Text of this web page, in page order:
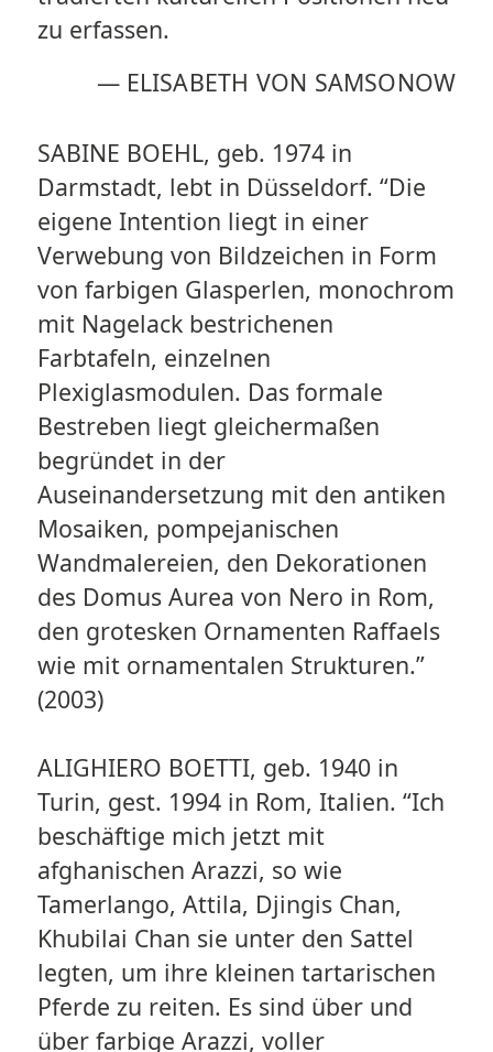
zu erfassen.
— ELISABETH VON SAMSONOW
SABINE BOEHL, geb. 1974 in
Darmstadt, lebt in Düsseldorf. “Die
eigene Intention liegt in einer
Verwebung von Bildzeichen in Form
von farbigen Glasperlen, monochrom
mit Nagelack bestrichenen
Farbtafeln, einzelnen
Plexiglasmodulen. Das formale
Bestreben liegt gleichermaßen
begründet in der
Auseinandersetzung mit den antiken
Mosaiken, pompejanischen
Wandmalereien, den Dekorationen
des Domus Aurea von Nero in Rom,
den grotesken Ornamenten Raffaels
wie mit ornamentalen Strukturen.”
(2003)
ALIGHIERO BOETTI, geb. 1940 in
Turin, gest. 1994 in Rom, Italien. “Ich
beschäftige mich jetzt mit
afghanischen Arazzi, so wie
Tamerlango, Attila, Djingis Chan,
Khubilai Chan sie unter den Sattel
legten, um ihre kleinen tartarischen
Pferde zu reiten. Es sind über und
über farbige Arazzi, voller